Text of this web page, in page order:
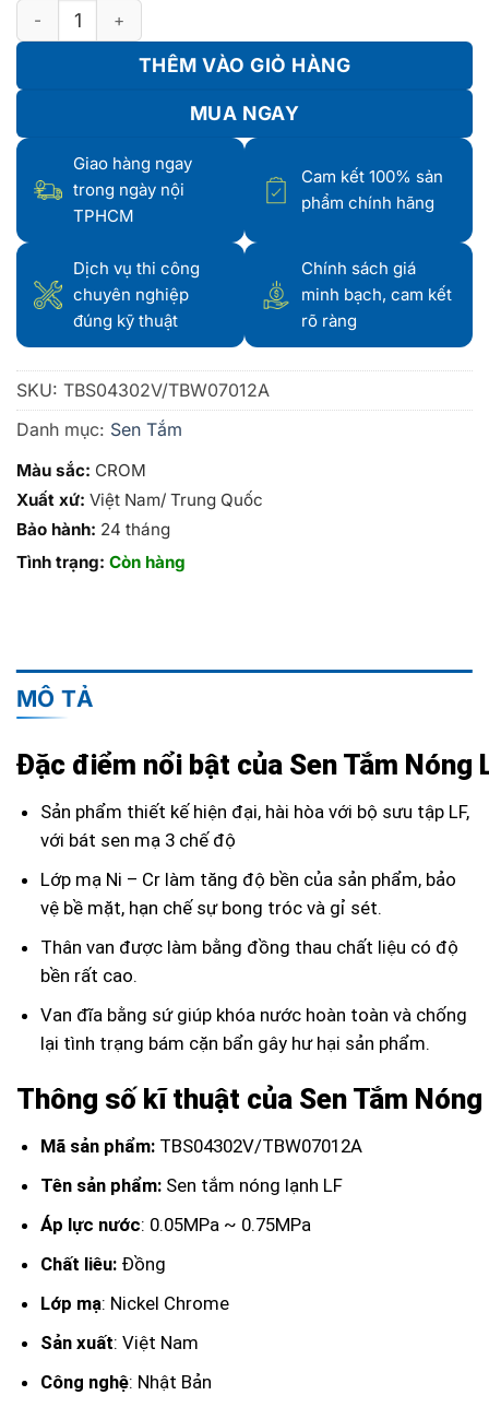
Bộ sen tắm nóng lạnh LF Bát sen cầm tay 2 chế độ
THÊM VÀO GIỎ HÀNG
MUA NGAY
Giao hàng ngay
trong ngày nội
TPHCM
Cam kết 100% sản
phẩm chính hãng
Dịch vụ thi công
chuyên nghiệp
đúng kỹ thuật
Chính sách giá
minh bạch, cam kết
rõ ràng
SKU: TBS04302V/TBW07012A
Danh mục: Sen Tắm
Màu sắc: CROM
Xuất xứ: Việt Nam/ Trung Quốc
Bảo hành: 24 tháng
Tình trạng: Còn hàng
MÔ TẢ
Đặc điểm nổi bật của Sen Tắm Nóng
Sản phẩm thiết kế hiện đại, hài hòa với bộ sưu tập LF,
với bát sen mạ 3 chế độ
Lớp mạ Ni – Cr làm tăng độ bền của sản phẩm, bảo
vệ bề mặt, hạn chế sự bong tróc và gỉ sét.
Thân van được làm bằng đồng thau chất liệu có độ
bền rất cao.
Van đĩa bằng sứ giúp khóa nước hoàn toàn và chống
lại tình trạng bám cặn bẩn gây hư hại sản phẩm.
Thông số kĩ thuật của Sen Tắm
Mã sản phẩm: TBS04302V/TBW07012A
Tên sản phẩm:Sen tắm nóng lạnh LF
Áp lực nước: 0.05MPa ~ 0.75MPa
Chất liêu:Đồng
Lớp mạ: Nickel Chrome
Sản xuất: Việt Nam
Công nghệ: Nhật Bản